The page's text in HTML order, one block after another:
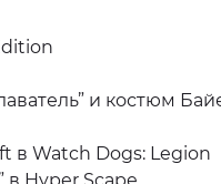
и костюм
в Watch Dogs: Legion